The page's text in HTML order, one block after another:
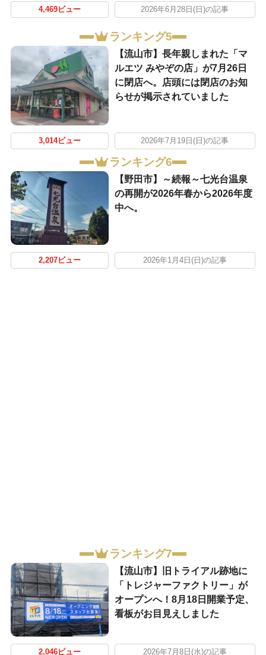
4,469ビュー 2026年6月28日(日)の記事
ランキング5
【流山市】長年親しまれた「マ
ルエツ みやぞの店」が7月26日
に閉店へ。店頭には閉店のお知
らせが掲示されていました
3,014ビュー 2026年7月19日(日)の記事
ランキング6
【野田市】～続報～七光台温泉
の再開が2026年春から2026年度
中へ。
2,207ビュー 2026年1月4日(日)の記事
ランキング7
【流山市】旧トライアル跡地に
「トレジャーファクトリー」が
オープンへ！8月18日開業予定、
看板がお目見えしました
2,046ビュー 2026年7月8日(水)の記事